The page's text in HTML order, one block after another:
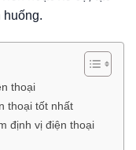
huống.
thoại
thoại tốt nhất
định vị điện thoại